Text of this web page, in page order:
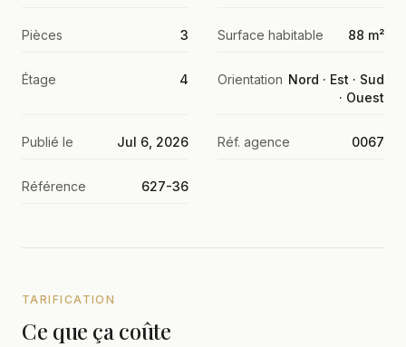
Pièces 3 Surface habitable 88 m²
Étage 4 Orientation Nord · Est · Sud
· Ouest
Publié le Jul 6, 2026 Réf. agence 0067
Référence 627-36
TARIFICATION
Ce que ça coûte